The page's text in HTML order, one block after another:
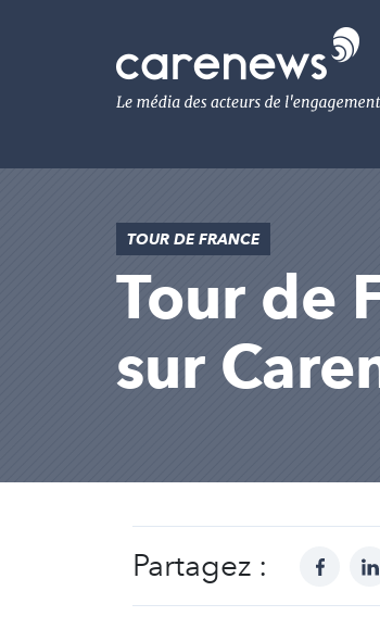
Le
média
de
TOUR DE FRANCE
Tour de
sur
Partagez :